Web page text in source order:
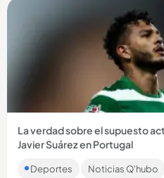
La verdad sobre el supuesto
Javier Suárez en Portugal
detalles sobre los rumores
Deportes Noticias Q'hubo